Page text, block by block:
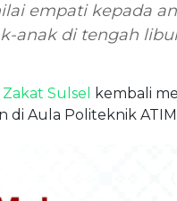
empati kepada
anak di tengah
Sulsel kembali
di Aula Politeknik